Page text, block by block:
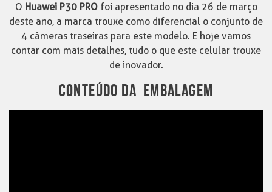
O Huawei P30 PROfoi apresentado no dia 26 de março
deste ano, a marca trouxe como diferencial o conjunto de
4 câmeras traseiras para este modelo. E hoje vamos
contar com mais detalhes, tudo o que este celular trouxe
de inovador.
CONTEÚDO DA EMBALAGEM